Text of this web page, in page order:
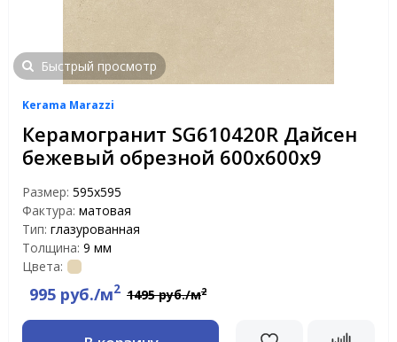
Быстрый просмотр
Kerama Marazzi
Керамогранит SG610420R Дайсен
бежевый обрезной 600х600х9
Размер: 595x595
Фактура: матовая
Тип: глазурованная
Толщина: 9 мм
Цвета:
995 руб./м2 1495 руб./м2